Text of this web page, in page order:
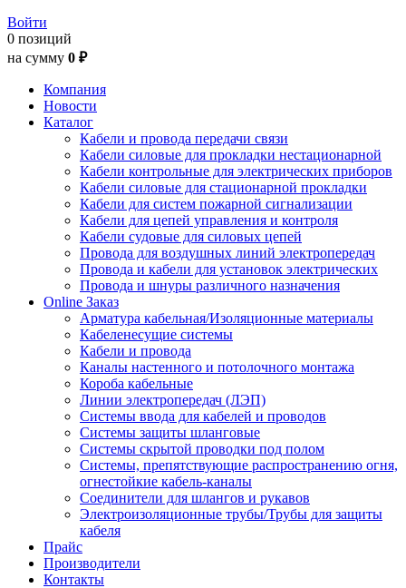
Войти
0 позиций
на сумму 0 ₽
Компания
Новости
Каталог
Кабели и провода передачи связи
Кабели силовые для прокладки нестационарной
Кабели контрольные для электрических приборов
Кабели силовые для стационарной прокладки
Кабели для систем пожарной сигнализации
Кабели для цепей управления и контроля
Кабели судовые для силовых цепей
Провода для воздушных линий электропередач
Провода и кабели для установок электрических
Провода и шнуры различного назначения
Online Заказ
Арматура кабельная/Изоляционные материалы
Кабеленесущие системы
Кабели и провода
Каналы настенного и потолочного монтажа
Короба кабельные
Линии электропередач (ЛЭП)
Системы ввода для кабелей и проводов
Системы защиты шланговые
Системы скрытой проводки под полом
Системы, препятствующие распространению огня,
огнестойкие кабель-каналы
Соединители для шлангов и рукавов
Электроизоляционные трубы/Трубы для защиты
кабеля
Прайс
Производители
Контакты